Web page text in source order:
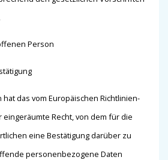
Person
das vom Europäischen Richtlinien-
Recht, von dem für die
eine Bestätigung darüber zu
personenbezogene Daten